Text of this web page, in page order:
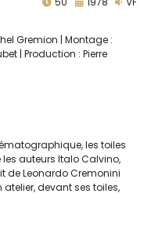
Gremion | Montage :
| Production : Pierre
les toiles
auteurs Italo Calvino,
de Leonardo Cremonini
devant ses toiles,